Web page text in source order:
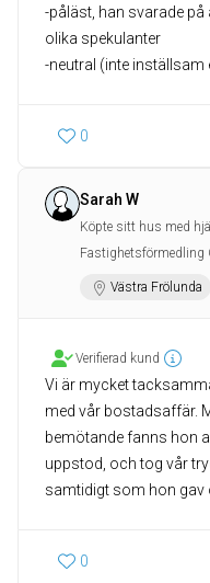
-påläst, han svarade
olika spekulanter
-neutral (inte inställsam
0
Sarah W
Köpte sitt hus med
Fastighetsförmedling
Västra Frölunda
Verifierad kund
Vi är mycket
med vår bostadsaffär.
bemötande fanns hon
uppstod, och tog vår
samtidigt som hon gav
0